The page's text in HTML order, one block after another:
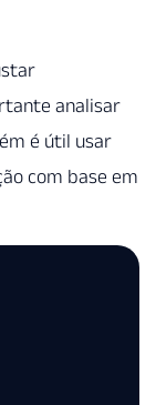
analisar
é útil usar
com base em